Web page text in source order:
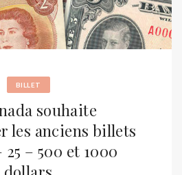
BILLET
souhaite
les anciens billets
25 – 500 et 1000